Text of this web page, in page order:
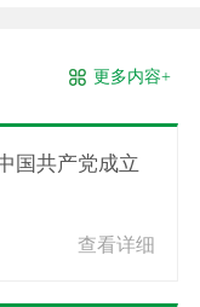
更多内容+
查看详细